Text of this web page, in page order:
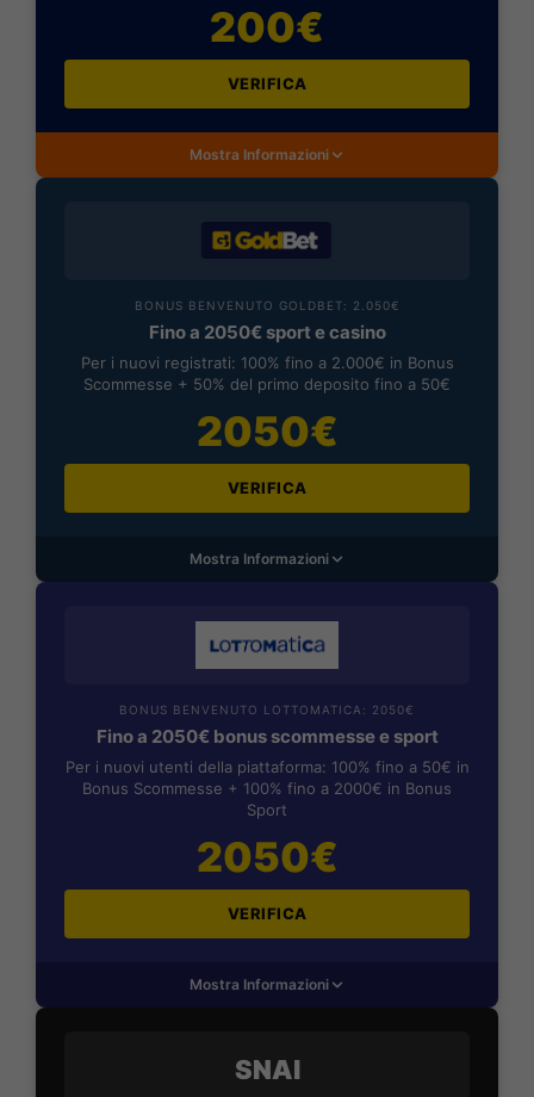
200€
VERIFICA
Mostra Informazioni
BONUS BENVENUTO GOLDBET: 2.050€
Fino a 2050€ sport e casino
Per i nuovi registrati: 100% fino a 2.000€ in Bonus
Scommesse + 50% del primo deposito fino a 50€
2050€
VERIFICA
Mostra Informazioni
BONUS BENVENUTO LOTTOMATICA: 2050€
Fino a 2050€ bonus scommesse e sport
Per i nuovi utenti della piattaforma: 100% fino a 50€ in
Bonus Scommesse + 100% fino a 2000€ in Bonus
Sport
2050€
VERIFICA
Mostra Informazioni
SNAI